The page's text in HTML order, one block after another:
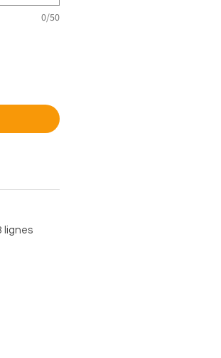
0/50
lignes